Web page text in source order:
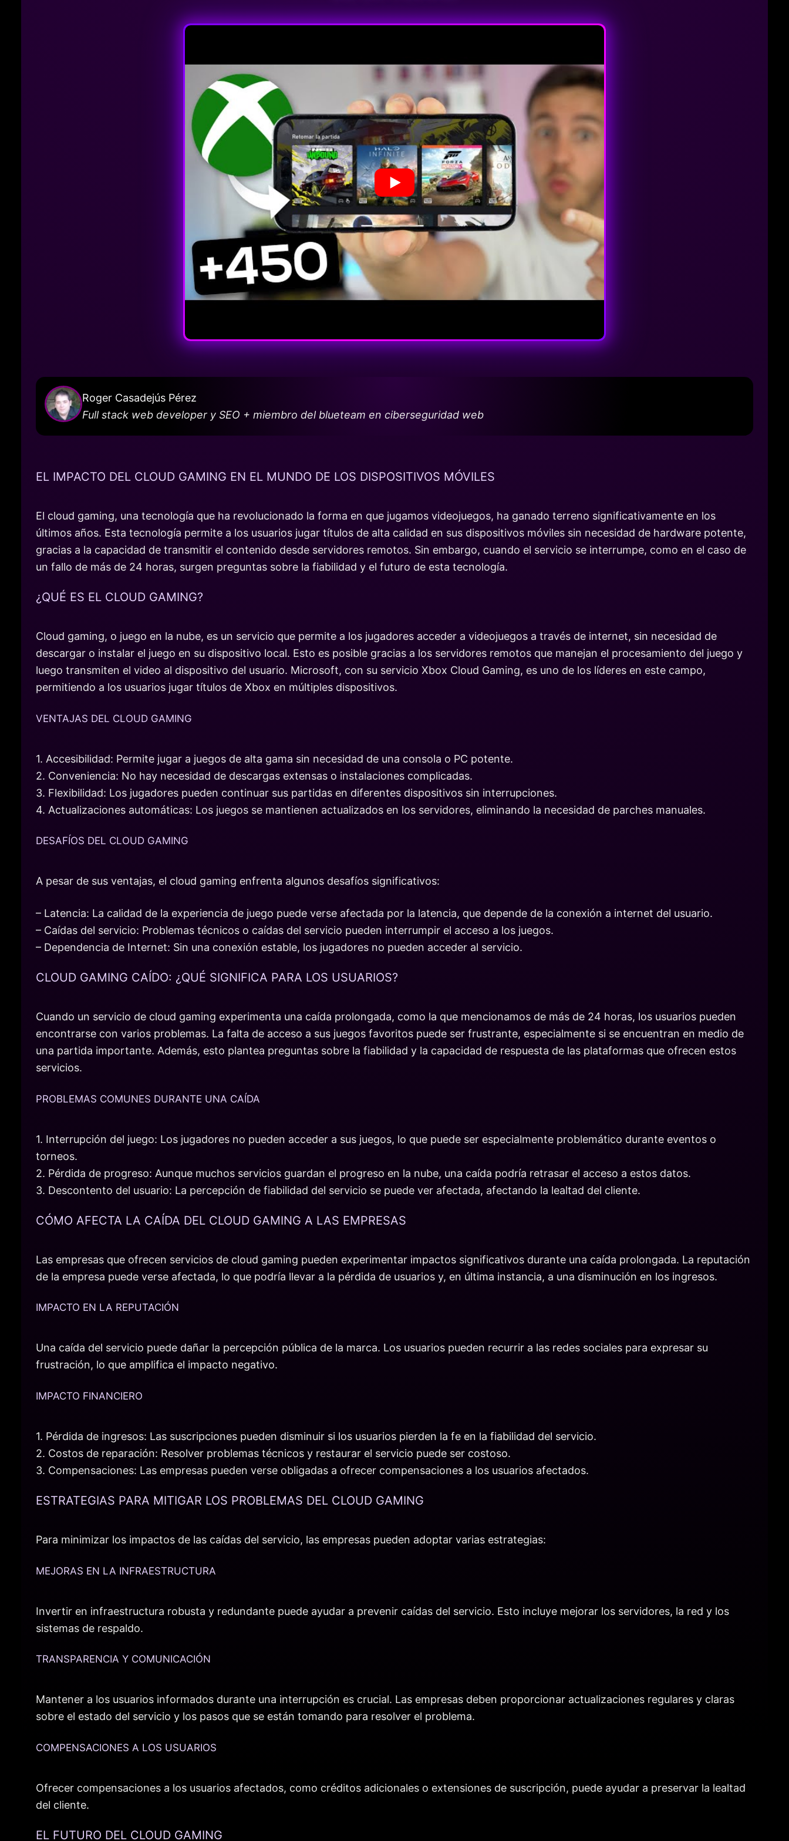
Roger Casadejús Pérez
Full stack web developer y SEO + miembro del blueteam en ciberseguridad web
EL IMPACTO DEL CLOUD GAMING EN EL MUNDO DE LOS DISPOSITIVOS MÓVILES
El cloud gaming, una tecnología que ha revolucionado la forma en que jugamos videojuegos, ha ganado terreno significativamente en los
últimos años. Esta tecnología permite a los usuarios jugar títulos de alta calidad en sus dispositivos móviles sin necesidad de hardware potente,
gracias a la capacidad de transmitir el contenido desde servidores remotos. Sin embargo, cuando el servicio se interrumpe, como en el caso de
un fallo de más de 24 horas, surgen preguntas sobre la fiabilidad y el futuro de esta tecnología.
¿QUÉ ES EL CLOUD GAMING?
Cloud gaming, o juego en la nube, es un servicio que permite a los jugadores acceder a videojuegos a través de internet, sin necesidad de
descargar o instalar el juego en su dispositivo local. Esto es posible gracias a los servidores remotos que manejan el procesamiento del juego y
luego transmiten el video al dispositivo del usuario. Microsoft, con su servicio Xbox Cloud Gaming, es uno de los líderes en este campo,
permitiendo a los usuarios jugar títulos de Xbox en múltiples dispositivos.
VENTAJAS DEL CLOUD GAMING
1. Accesibilidad: Permite jugar a juegos de alta gama sin necesidad de una consola o PC potente.
2. Conveniencia: No hay necesidad de descargas extensas o instalaciones complicadas.
3. Flexibilidad: Los jugadores pueden continuar sus partidas en diferentes dispositivos sin interrupciones.
4. Actualizaciones automáticas: Los juegos se mantienen actualizados en los servidores, eliminando la necesidad de parches manuales.
DESAFÍOS DEL CLOUD GAMING
A pesar de sus ventajas, el cloud gaming enfrenta algunos desafíos significativos:
– Latencia: La calidad de la experiencia de juego puede verse afectada por la latencia, que depende de la conexión a internet del usuario.
– Caídas del servicio: Problemas técnicos o caídas del servicio pueden interrumpir el acceso a los juegos.
– Dependencia de Internet: Sin una conexión estable, los jugadores no pueden acceder al servicio.
CLOUD GAMING CAÍDO: ¿QUÉ SIGNIFICA PARA LOS USUARIOS?
Cuando un servicio de cloud gaming experimenta una caída prolongada, como la que mencionamos de más de 24 horas, los usuarios pueden
encontrarse con varios problemas. La falta de acceso a sus juegos favoritos puede ser frustrante, especialmente si se encuentran en medio de
una partida importante. Además, esto plantea preguntas sobre la fiabilidad y la capacidad de respuesta de las plataformas que ofrecen estos
servicios.
PROBLEMAS COMUNES DURANTE UNA CAÍDA
1. Interrupción del juego: Los jugadores no pueden acceder a sus juegos, lo que puede ser especialmente problemático durante eventos o
torneos.
2. Pérdida de progreso: Aunque muchos servicios guardan el progreso en la nube, una caída podría retrasar el acceso a estos datos.
3. Descontento del usuario: La percepción de fiabilidad del servicio se puede ver afectada, afectando la lealtad del cliente.
CÓMO AFECTA LA CAÍDA DEL CLOUD GAMING A LAS EMPRESAS
Las empresas que ofrecen servicios de cloud gaming pueden experimentar impactos significativos durante una caída prolongada. La reputación
de la empresa puede verse afectada, lo que podría llevar a la pérdida de usuarios y, en última instancia, a una disminución en los ingresos.
IMPACTO EN LA REPUTACIÓN
Una caída del servicio puede dañar la percepción pública de la marca. Los usuarios pueden recurrir a las redes sociales para expresar su
frustración, lo que amplifica el impacto negativo.
IMPACTO FINANCIERO
1. Pérdida de ingresos: Las suscripciones pueden disminuir si los usuarios pierden la fe en la fiabilidad del servicio.
2. Costos de reparación: Resolver problemas técnicos y restaurar el servicio puede ser costoso.
3. Compensaciones: Las empresas pueden verse obligadas a ofrecer compensaciones a los usuarios afectados.
ESTRATEGIAS PARA MITIGAR LOS PROBLEMAS DEL CLOUD GAMING
Para minimizar los impactos de las caídas del servicio, las empresas pueden adoptar varias estrategias:
MEJORAS EN LA INFRAESTRUCTURA
Invertir en infraestructura robusta y redundante puede ayudar a prevenir caídas del servicio. Esto incluye mejorar los servidores, la red y los
sistemas de respaldo.
TRANSPARENCIA Y COMUNICACIÓN
Mantener a los usuarios informados durante una interrupción es crucial. Las empresas deben proporcionar actualizaciones regulares y claras
sobre el estado del servicio y los pasos que se están tomando para resolver el problema.
COMPENSACIONES A LOS USUARIOS
Ofrecer compensaciones a los usuarios afectados, como créditos adicionales o extensiones de suscripción, puede ayudar a preservar la lealtad
del cliente.
EL FUTURO DEL CLOUD GAMING